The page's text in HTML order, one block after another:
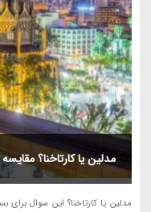
مدلین یا کارتاخنا؟
مدلین یا کارتاخنا؟ این سوال برای